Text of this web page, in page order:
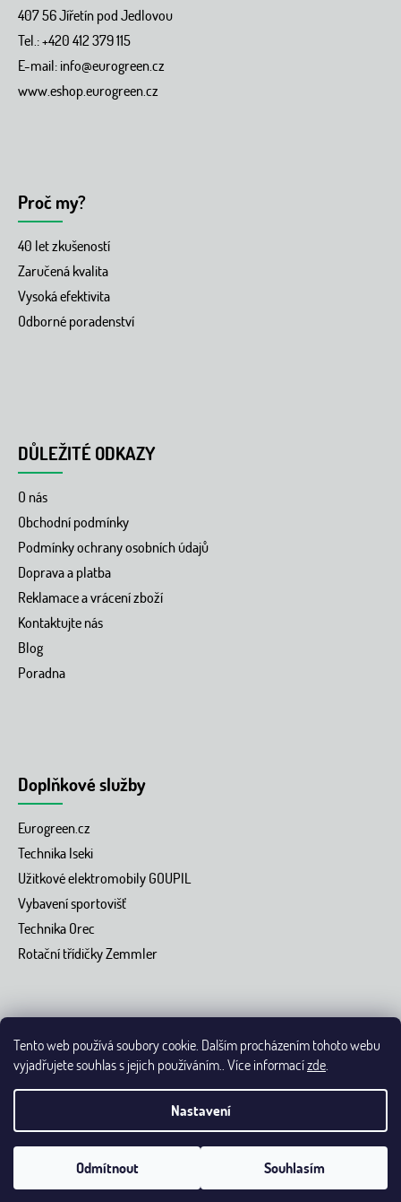
Tento web používá soubory cookie. Dalším procházením tohoto webu
vyjadřujete souhlas s jejich používáním.. Více informacízde
Nastavení
Odmítnout Souhlasím
407 56 Jířetín pod Jedlovou
Tel.: +420 412 379 115
E-mail:info@eurogreen.cz
www.eshop.eurogreen.cz
Proč my?
40 let zkušeností
Zaručená kvalita
Vysoká efektivita
Odborné poradenství
DŮLEŽITÉ ODKAZY
O nás
Obchodní podmínky
Podmínky ochrany osobních údajů
Doprava a platba
Reklamace a vrácení zboží
Kontaktujte nás
Blog
Poradna
Doplňkové služby
Eurogreen.cz
Technika Iseki
Užitkové elektromobily GOUPIL
Vybavení sportovišť
Technika Orec
Rotační třídičky Zemmler
Vytvořil Shoptet
Copyright 2026 Eurogreen.cz - přes 40 let se staráme o dokonalé
trávníky.Upravit nastavení cookiesGrafický návrh nakódoval